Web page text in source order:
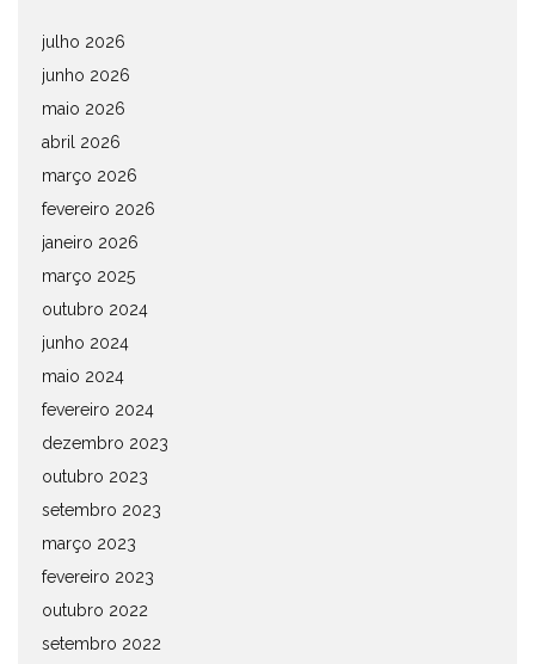
julho 2026
junho 2026
maio 2026
abril 2026
março 2026
fevereiro 2026
janeiro 2026
março 2025
outubro 2024
junho 2024
maio 2024
fevereiro 2024
dezembro 2023
outubro 2023
setembro 2023
março 2023
fevereiro 2023
outubro 2022
setembro 2022